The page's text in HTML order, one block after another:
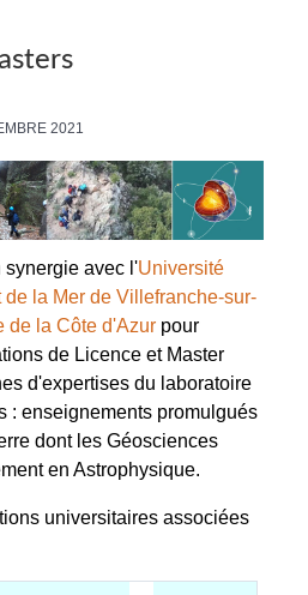
2021
synergie avec l'Université
de la Mer de Villefranche-sur-
de la Côte d'Azur pour
de Licence et Master
d'expertises du laboratoire
: enseignements promulgués
dont les Géosciences
en Astrophysique.
universitaires associées